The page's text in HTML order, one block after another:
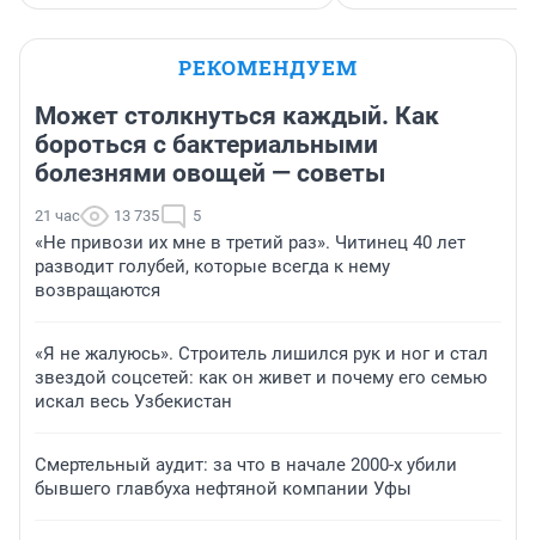
РЕКОМЕНДУЕМ
Может столкнуться каждый. Как
бороться с бактериальными
болезнями овощей — советы
21 час 13 735 5
«Не привози их мне в третий раз». Читинец 40 лет
разводит голубей, которые всегда к нему
возвращаются
«Я не жалуюсь». Строитель лишился рук и ног и стал
звездой соцсетей: как он живет и почему его семью
искал весь Узбекистан
Смертельный аудит: за что в начале 2000-х убили
бывшего главбуха нефтяной компании Уфы